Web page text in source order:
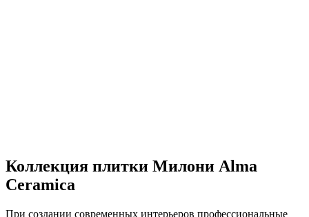
Коллекция плитки Милони Аlma
Ceramica
При создании современных интерьеров профессиональные